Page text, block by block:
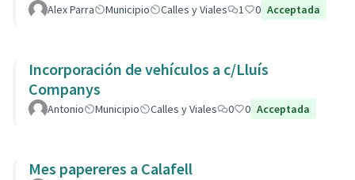
Alex Parra Municipio Calles y Viales 1 0 Acceptada
Incorporación de vehículos a c/Lluís
Companys
Antonio Municipio Calles y Viales 0 0 Acceptada
Mes papereres a Calafell